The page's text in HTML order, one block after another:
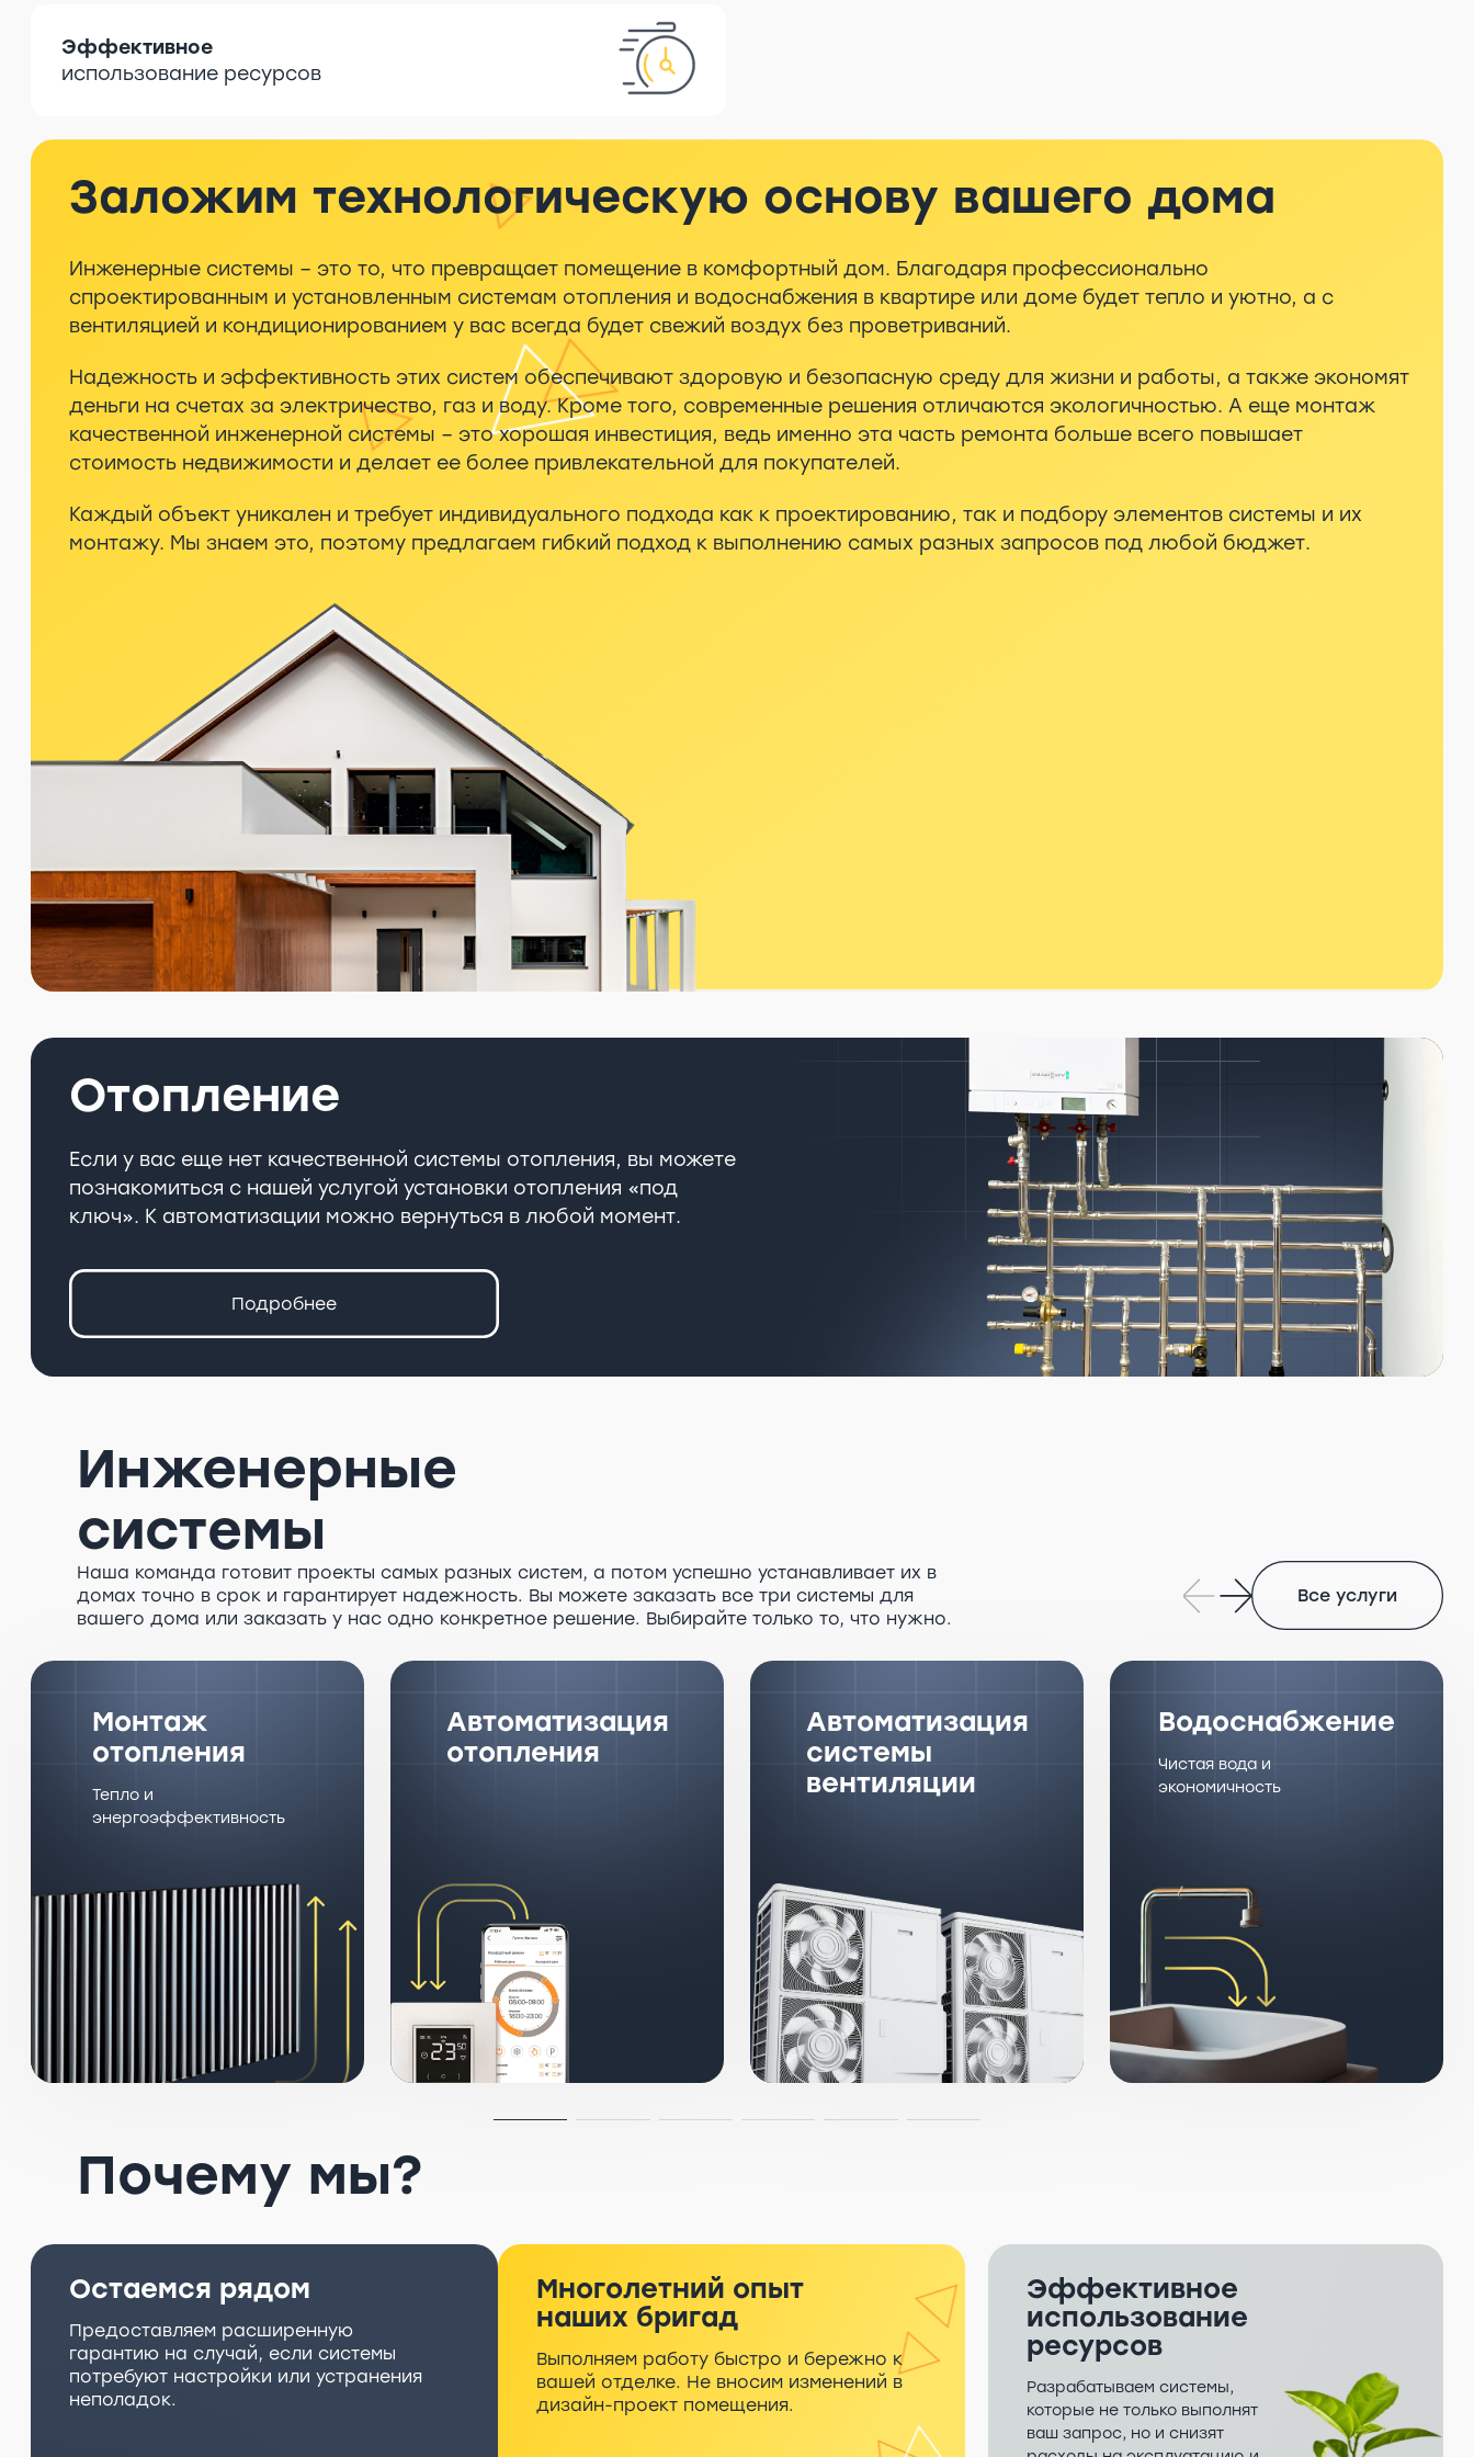
Эффективное
использование ресурсов
Заложим технологическую основу вашего дома
Инженерные системы – это то, что превращает помещение в комфортный дом. Благодаря профессионально
спроектированным и установленным системам отопления и водоснабжения в квартире или доме будет тепло и уютно, а с
вентиляцией и кондиционированием у вас всегда будет свежий воздух без проветриваний.
Надежность и эффективность этих систем обеспечивают здоровую и безопасную среду для жизни и работы, а также экономят
деньги на счетах за электричество, газ и воду. Кроме того, современные решения отличаются экологичностью. А еще монтаж
качественной инженерной системы – это хорошая инвестиция, ведь именно эта часть ремонта больше всего повышает
стоимость недвижимости и делает ее более привлекательной для покупателей.
Каждый объект уникален и требует индивидуального подхода как к проектированию, так и подбору элементов системы и их
монтажу. Мы знаем это, поэтому предлагаем гибкий подход к выполнению самых разных запросов под любой бюджет.
Отопление
Если у вас еще нет качественной системы отопления, вы можете
познакомиться с нашей услугой установки отопления «под
ключ». К автоматизации можно вернуться в любой момент.
Подробнее
Инженерные
системы
Наша команда готовит проекты самых разных систем, а потом успешно устанавливает их в
домах точно в срок и гарантирует надежность. Вы можете заказать все три системы для
вашего дома или заказать у нас одно конкретное решение. Выбирайте только то, что нужно.
Все услуги
Монтаж
отопления
Тепло и
энергоэффективность
Автоматизация
отопления
Автоматизация
системы
вентиляции
Водоснабжение
Чистая вода и
экономичность
Почему мы?
Остаемся рядом
Предоставляем расширенную
гарантию на случай, если системы
потребуют настройки или устранения
неполадок.
Многолетний опыт
наших бригад
Выполняем работу быстро и бережно к
вашей отделке. Не вносим изменений в
дизайн-проект помещения.
Эффективное
использование
ресурсов
Разрабатываем системы,
которые не только выполнят
ваш запрос, но и снизят